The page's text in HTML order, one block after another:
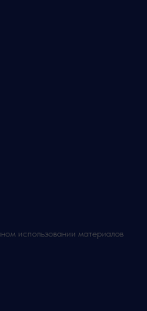
использовании материалов